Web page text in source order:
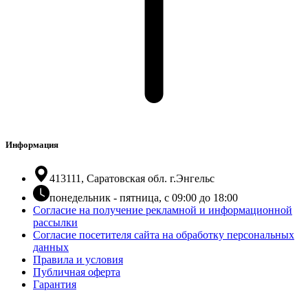
Информация
413111, Саратовская обл. г.Энгельс
понедельник - пятница, с 09:00 до 18:00
Согласие на получение рекламной и информационной
рассылки
Согласие посетителя сайта на обработку персональных
данных
Правила и условия
Публичная оферта
Гарантия